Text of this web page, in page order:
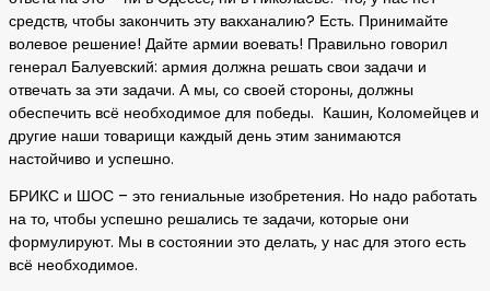
средств, чтобы закончить эту вакханалию? Есть. Принимайте
волевое решение! Дайте армии воевать! Правильно говорил
генерал Балуевский: армия должна решать свои задачи и
отвечать за эти задачи. А мы, со своей стороны, должны
обеспечить всё необходимое для победы. Кашин, Коломейцев и
другие наши товарищи каждый день этим занимаются
настойчиво и успешно.
БРИКС и ШОС – это гениальные изобретения. Но надо работать
на то, чтобы успешно решались те задачи, которые они
формулируют. Мы в состоянии это делать, у нас для этого есть
всё необходимое.